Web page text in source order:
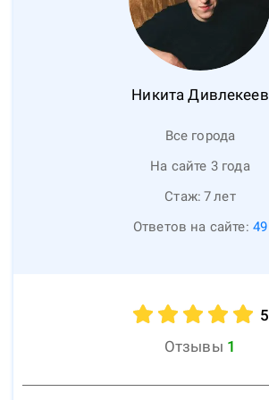
Никита Дивлекеев
Все города
На сайте 3 года
Стаж: 7лет
Ответов на сайте: 49
5
Отзывы 1